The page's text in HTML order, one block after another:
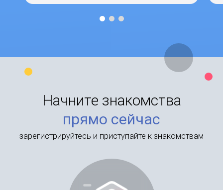
Начните знакомства
прямо сейчас
зарегистрируйтесь и приступайте к знакомствам